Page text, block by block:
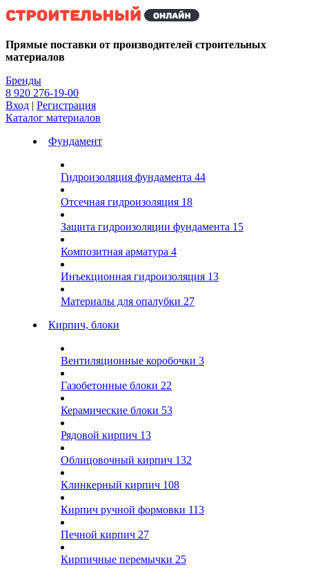
Kg
Прямые поставки от производителей строительных
материалов
Бренды
8 920 276-19-00
Вход | Регистрация
Каталог материалов
Фундамент
Гидроизоляция фундамента 44
Отсечная гидроизоляция 18
Защита гидроизоляции фундамента 15
Композитная арматура 4
Инъекционная гидроизоляция 13
Материалы для опалубки 27
Кирпич, блоки
Вентиляционные коробочки 3
Газобетонные блоки 22
Керамические блоки 53
Рядовой кирпич 13
Облицовочный кирпич 132
Клинкерный кирпич 108
Кирпич ручной формовки 113
Печной кирпич 27
Кирпичные перемычки 25